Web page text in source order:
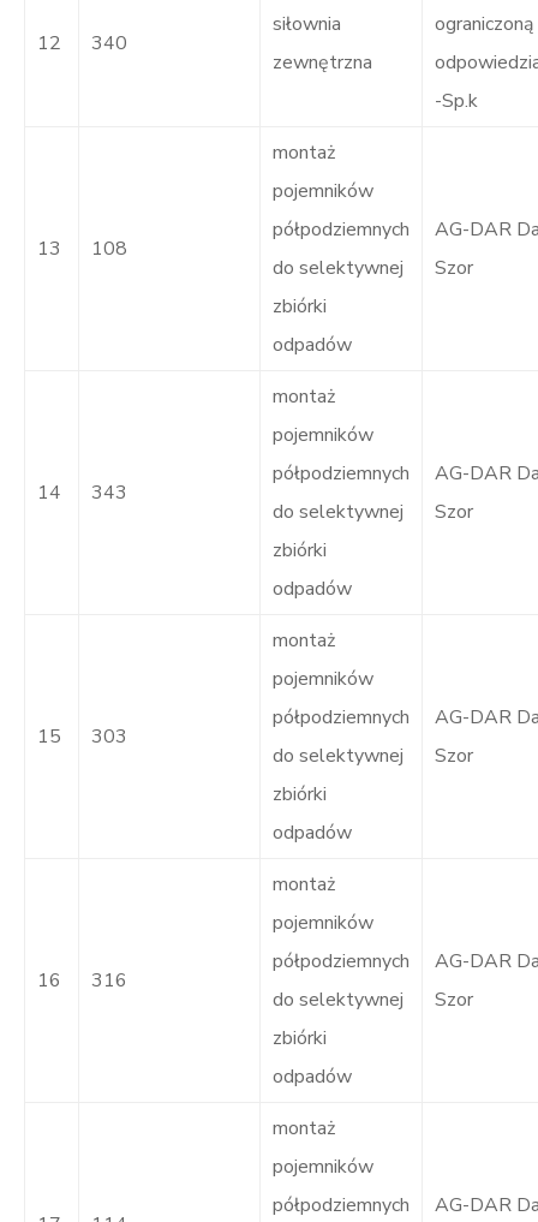
12 340
siłownia
zewnętrzna
ograniczoną
-Sp.k
13 108
montaż
pojemników
półpodziemnych
do selektywnej
zbiórki
odpadów
AG-DAR
Szor
14 343
montaż
pojemników
półpodziemnych
do selektywnej
zbiórki
odpadów
AG-DAR
Szor
15 303
montaż
pojemników
półpodziemnych
do selektywnej
zbiórki
odpadów
AG-DAR
Szor
16 316
montaż
pojemników
półpodziemnych
do selektywnej
zbiórki
odpadów
AG-DAR
Szor
montaż
pojemników
półpodziemnych
AG-DAR